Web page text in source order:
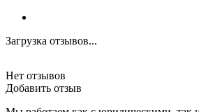
Загрузка отзывов...
Нет отзывов
Добавить отзыв